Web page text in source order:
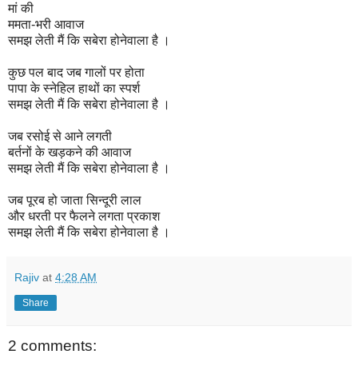
मां की
ममता-भरी आवाज
समझ लेती मैं कि सबेरा होनेवाला है ।
कुछ पल बाद जब गालोंपर होता
पापा के स्नेहिल हाथों का स्पर्श
समझ लेती मैं कि सबेरा होनेवाला है ।
जब रसोई से आने लगती
बर्तनों के खड़कने की आवाज
समझ लेती मैं कि सबेरा होनेवाला है ।
जब पूरब हो जाता सिन्दूरी लाल
और धरती पर फैलने लगता प्रकाश
समझ लेती मैं कि सबेरा होनेवाला है ।
Rajiv at 4:28 AM
Share
2 comments: